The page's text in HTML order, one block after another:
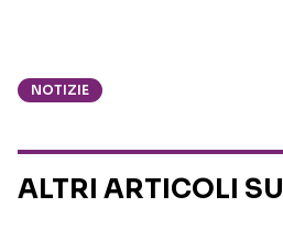
NOTIZIE
ALTRI ARTICOLI SU